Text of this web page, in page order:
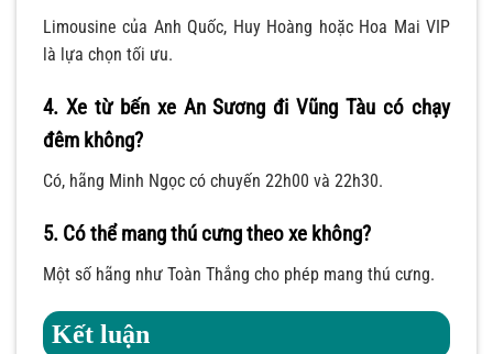
Limousine của Anh Quốc, Huy Hoàng hoặc Hoa Mai VIP
là lựa chọn tối ưu.
4. Xe từ bến xe An Sương đi Vũng Tàu có chạy
đêm không?
Có, hãng Minh Ngọc có chuyến 22h00 và 22h30.
5. Có thể mang thú cưng theo xe không?
Một số hãng như Toàn Thắng cho phép mang thú cưng.
Kết luận